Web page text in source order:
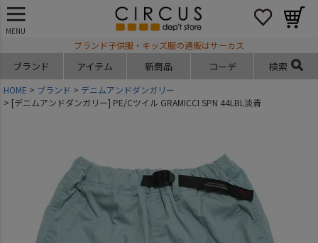
MENU
ブランド子供服・キッズ服の通販はサーカス
ブランド アイテム 新商品 コーデ 検索
HOME ブランド
デニムアンドダンガリー
[デニムアンドダンガリー] PE/Cツイル GRAMICCI SPN 44LBL淡青